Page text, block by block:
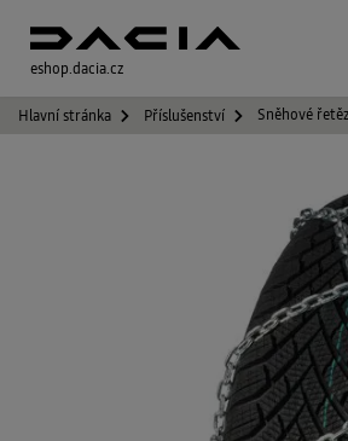
eshop.dacia.cz
Hlavní stránka Příslušenství Sněhové